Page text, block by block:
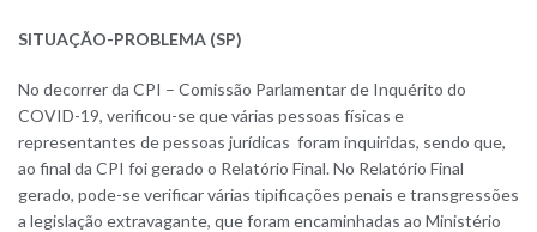
SITUAÇÃO-PROBLEMA (SP)
No decorrer da CPI – Comissão Parlamentar de Inquérito do
COVID-19, verificou-se que várias pessoas físicas e
representantes de pessoas jurídicas foram inquiridas, sendo que,
ao final da CPI foi gerado o Relatório Final. No Relatório Final
gerado, pode-se verificar várias tipificações penais e transgressões
a legislação extravagante, que foram encaminhadas ao Ministério